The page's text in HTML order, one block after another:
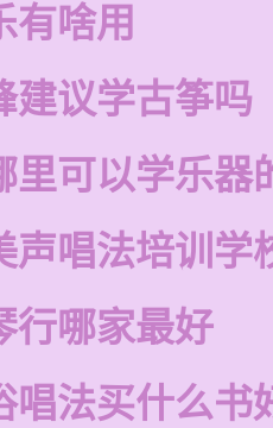
有啥用
建议学古筝吗
里可以学乐器
声唱法培训学
行哪家最好
唱法买什么书